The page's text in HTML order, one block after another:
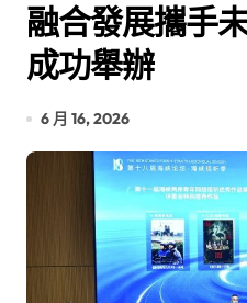
融合發展攜手
成功舉辦
6 月 16, 2026